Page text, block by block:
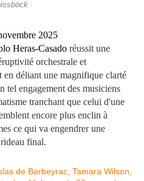
2025
Heras-Casado réussit une
orchestrale et
en déliant une magnifique clarté
tel engagement des musiciens
tranchant que celui d'une
encore plus enclin à
ce qui va engendrer une
final.